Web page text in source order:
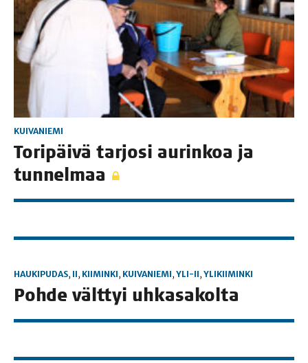
KUIVANIEMI
Tori­päi­vä tar­jo­si aurin­koa ja
tunnelmaa
HAUKIPUDAS, II, KIIMINKI, KUIVANIEMI, YLI-II, YLIKIIMINKI
Poh­de vält­tyi uhkasakolta